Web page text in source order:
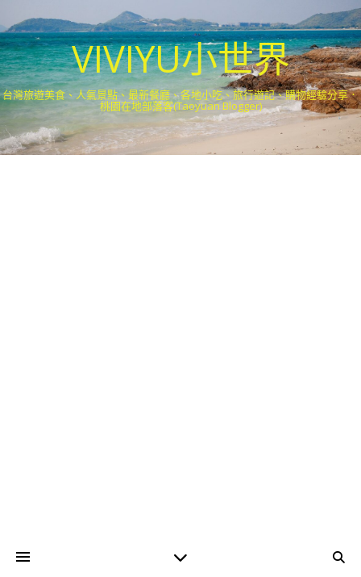
VIVIYU小世界
台灣旅遊美食、人氣景點、最新餐廳、各地小吃、旅行遊記、購物經驗分享．
桃園在地部落客(Taoyuan Blogger)